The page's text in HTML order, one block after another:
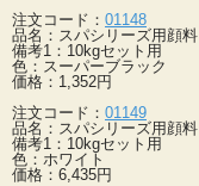
注文コード： 01148
品名：スパシリーズ用顔料
備考1：10kgセット用
色：スーパーブラック
価格：1,352円
注文コード： 01149
品名：スパシリーズ用顔料
備考1：10kgセット用
色：ホワイト
価格：6,435円